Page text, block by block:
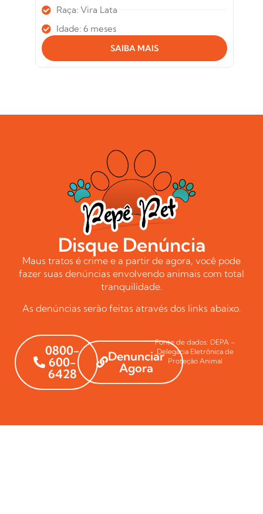
Raça: Vira Lata
Idade: 6 meses
SAIBA MAIS
Disque Denúncia
Maus tratos é crime e a partir de agora, você pode
fazer suas denúncias envolvendo animais com total
tranquilidade.
As denúncias serão feitas através dos links abaixo.
0800-
600-
6428
Denunciar
Agora
Fonte de dados: DEPA –
Delegacia Eletrônica de
Proteção Animal